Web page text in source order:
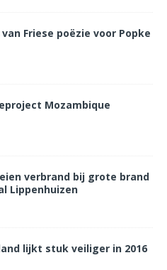
Friese poëzie voor Popke
Mozambique
verbrand bij grote brand
Lippenhuizen
lijkt stuk veiliger in 2016